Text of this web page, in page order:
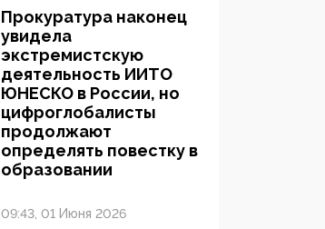
Прокуратура наконец
увидела
экстремистскую
деятельность ИИТО
ЮНЕСКО в России, но
цифроглобалисты
продолжают
определять повестку в
образовании
09:43, 01 Июня 2026